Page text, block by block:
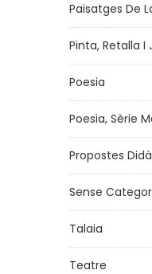
Paisatges De
Pinta, Retalla I
Poesia
Poesia, Sèrie
Propostes
Sense
Talaia
Teatre